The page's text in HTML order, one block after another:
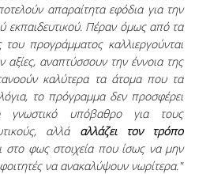
ΕΚΠΑΙΔΕΥΤΙΚΟΥΣ ΜΕΣΑ
- TEPART AUEB
απαραίτητα εφόδια για την
εκπαιδευτικού. Πέραν όμως από τα
προγράμματος καλλιεργούνται
αξίες, αναπτύσσουν την έννοια της
καλύτερα τα άτομα που τα
το πρόγραμμα δεν προσφέρει
γνωστικό υπόβαθρο για τους
αλλά αλλάζει τον τρόπο
στο φως στοιχεία που ίσως να μην
να ανακαλύψουν νωρίτερα."